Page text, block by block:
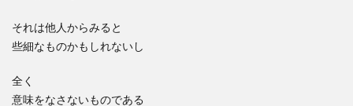
それは他人からみると
些細なものかもしれないし
全く
意味をなさないものである